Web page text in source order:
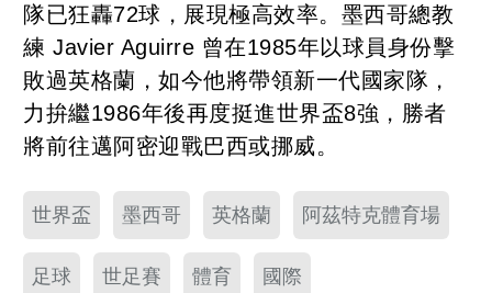
隊已狂轟72球，展現極高效率。墨西哥總教
練 Javier Aguirre 曾在1985年以球員身份擊
敗過英格蘭，如今他將帶領新一代國家隊，
力拚繼1986年後再度挺進世界盃8強，勝者
將前往邁阿密迎戰巴西或挪威。
世界盃 墨西哥 英格蘭 阿茲特克體育場
足球 世足賽 體育 國際